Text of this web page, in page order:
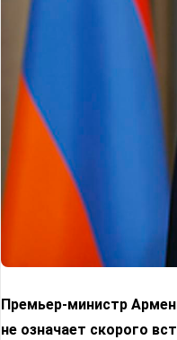
Премьер-министр
не означает скорого